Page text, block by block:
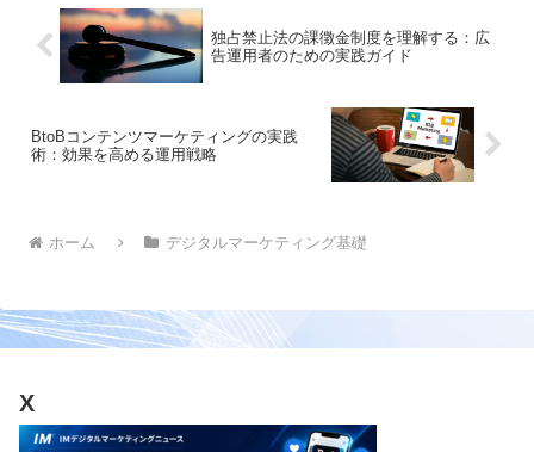
独占禁止法の課徴金制度を理解する：広
告運用者のための実践ガイド
BtoBコンテンツマーケティングの実践
術：効果を高める運用戦略
ホーム デジタルマーケティング基礎
X